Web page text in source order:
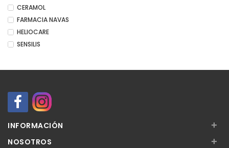
CERAMOL
FARMACIA NAVAS
HELIOCARE
SENSILIS
INFORMACIÓN +
NOSOTROS +